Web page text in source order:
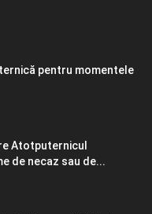
pentru momentele
Atotputernicul
de necaz sau de...